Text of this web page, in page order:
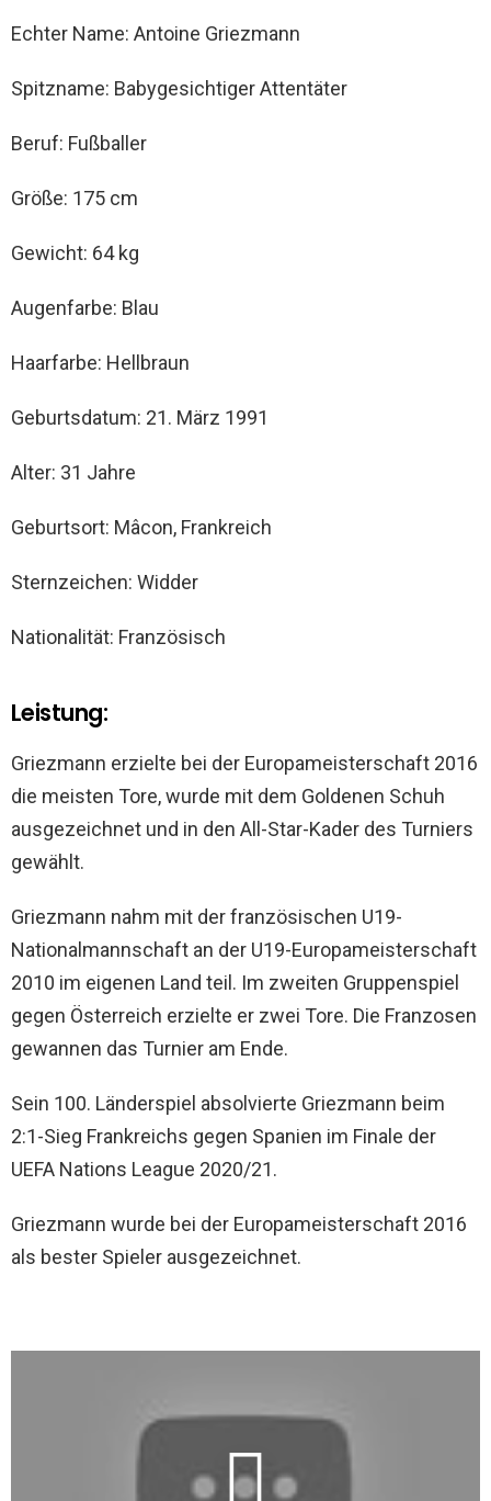
Echter Name: Antoine Griezmann
Spitzname: Babygesichtiger Attentäter
Beruf: Fußballer
Größe: 175 cm
Gewicht: 64 kg
Augenfarbe: Blau
Haarfarbe: Hellbraun
Geburtsdatum: 21. März 1991
Alter: 31 Jahre
Geburtsort: Mâcon, Frankreich
Sternzeichen: Widder
Nationalität: Französisch
Leistung:
Griezmann erzielte bei der Europameisterschaft 2016
die meisten Tore, wurde mit dem Goldenen Schuh
ausgezeichnet und in den All-Star-Kader des Turniers
gewählt.
Griezmann nahm mit der französischen U19-
Nationalmannschaft an der U19-Europameisterschaft
2010 im eigenen Land teil. Im zweiten Gruppenspiel
gegen Österreich erzielte er zwei Tore. Die Franzosen
gewannen das Turnier am Ende.
Sein 100. Länderspiel absolvierte Griezmann beim
2:1-Sieg Frankreichs gegen Spanien im Finale der
UEFA Nations League 2020/21.
Griezmann wurde bei der Europameisterschaft 2016
als bester Spieler ausgezeichnet.